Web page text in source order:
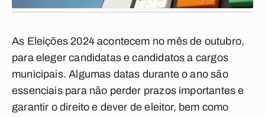
As Eleições 2024 acontecem no mês de outubro,
para eleger candidatas e candidatos a cargos
municipais. Algumas datas durante o ano são
essenciais para não perder prazos importantes e
garantir o direito e dever de eleitor, bem como